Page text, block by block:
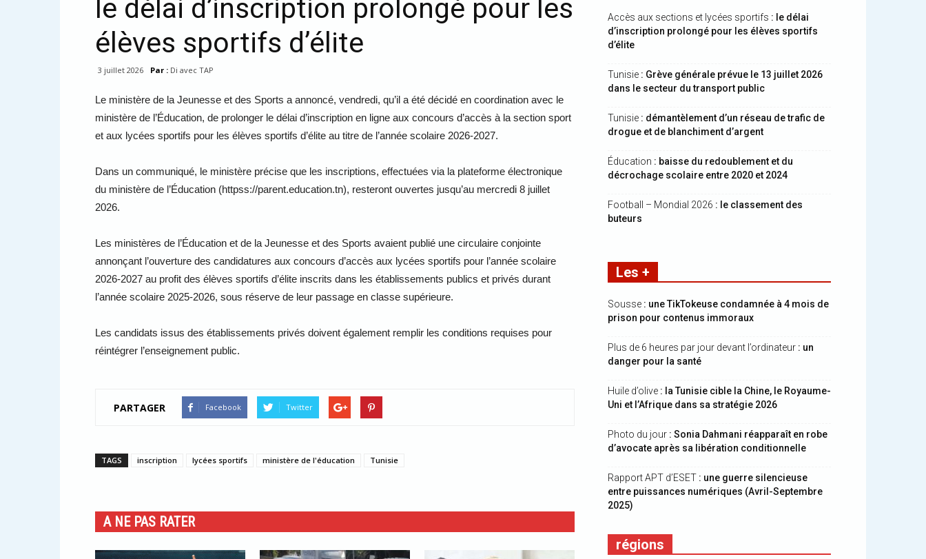
le délai d’inscription prolongé pour les
élèves sportifs d’élite
3 juillet 2026 Par : Di avec TAP
Le ministère de la Jeunesse et des Sports a annoncé, vendredi, qu’il a été décidé en coordination avec le
ministère de l’Éducation, de prolonger le délai d’inscription en ligne aux concours d’accès à la section sport
et aux lycées sportifs pour les élèves sportifs d’élite au titre de l’année scolaire 2026-2027.
Dans un communiqué, le ministère précise que les inscriptions, effectuées via la plateforme électronique
du ministère de l’Éducation (httpss://parent.education.tn), resteront ouvertes jusqu’au mercredi 8 juillet
2026.
Les ministères de l’Éducation et de la Jeunesse et des Sports avaient publié une circulaire conjointe
annonçant l’ouverture des candidatures aux concours d’accès aux lycées sportifs pour l’année scolaire
2026-2027 au profit des élèves sportifs d’élite inscrits dans les établissements publics et privés durant
l’année scolaire 2025-2026, sous réserve de leur passage en classe supérieure.
Les candidats issus des établissements privés doivent également remplir les conditions requises pour
réintégrer l’enseignement public.
PARTAGER Facebook Twitter
TAGS inscription lycées sportifs ministère de l'éducation Tunisie
A NE PAS RATER
Accès aux sections et lycées sportifs : le délai
d’inscription prolongé pour les élèves sportifs
d’élite
Tunisie : Grève générale prévue le 13 juillet 2026
dans le secteur du transport public
Tunisie : démantèlement d’un réseau de trafic de
drogue et de blanchiment d’argent
Éducation : baisse du redoublement et du
décrochage scolaire entre 2020 et 2024
Football – Mondial 2026 : le classement des
buteurs
Les +
Sousse : une TikTokeuse condamnée à 4 mois de
prison pour contenus immoraux
Plus de 6 heures par jour devant l’ordinateur : un
danger pour la santé
Huile d’olive : la Tunisie cible la Chine, le Royaume-
Uni et l’Afrique dans sa stratégie 2026
Photo du jour : Sonia Dahmani réapparaît en robe
d’avocate après sa libération conditionnelle
Rapport APT d’ESET : une guerre silencieuse
entre puissances numériques (Avril-Septembre
2025)
régions